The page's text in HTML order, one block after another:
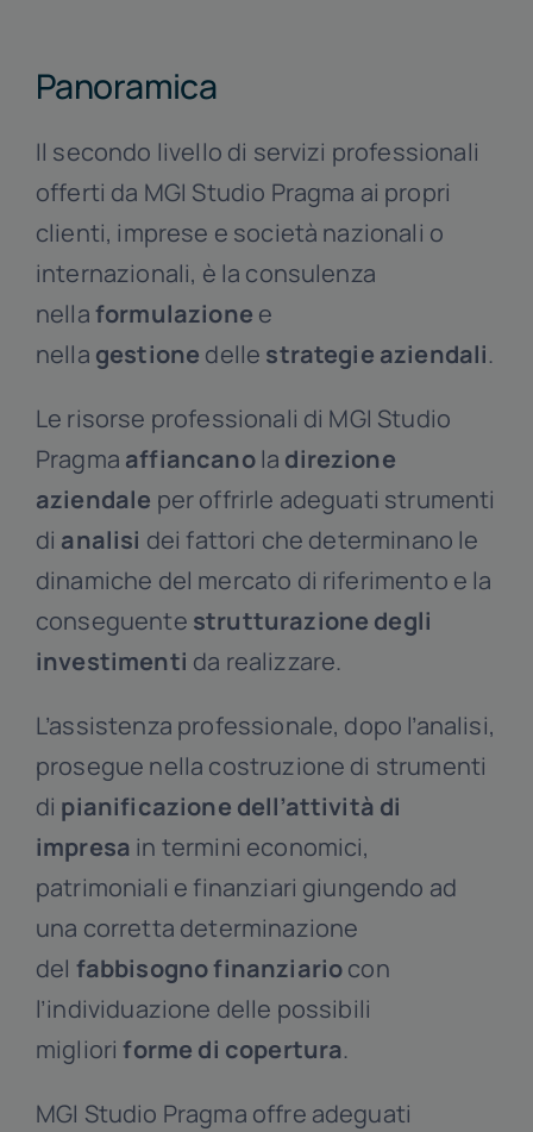
Panoramica
Il secondo livello di servizi professionali
offerti da MGI Studio Pragma ai propri
clienti, imprese e società nazionali o
internazionali, è la consulenza
nellaformulazione e
nella gestione delle strategie aziendali.
Le risorse professionali di MGI Studio
Pragma affiancanola direzione
aziendale per offrirle adeguati strumenti
di analisi dei fattori che determinano le
dinamiche del mercato di riferimento e la
conseguente strutturazione degli
investimenti da realizzare.
L’assistenza professionale, dopo l’analisi,
prosegue nella costruzione di strumenti
di pianificazione dell’attività di
impresa in termini economici,
patrimoniali e finanziari giungendo ad
una corretta determinazione
del fabbisogno finanziariocon
l’individuazione delle possibili
miglioriforme di copertura.
MGI Studio Pragma offre adeguati